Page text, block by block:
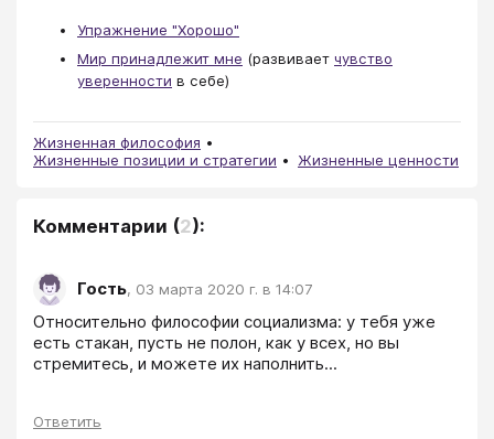
Упражнение "Хорошо"
Мир принадлежит мне (развивает чувство
уверенности в себе)
Жизненная философия
Жизненные позиции и стратегии
Жизненные ценности
Комментарии (2):
Гость, 03 марта 2020 г. в 14:07
Относительно философии социализма: у тебя уже
есть стакан, пусть не полон, как у всех, но вы
стремитесь, и можете их наполнить...
Ответить